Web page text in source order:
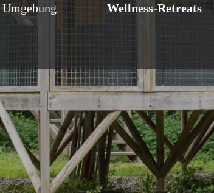
Wellness-Retreats